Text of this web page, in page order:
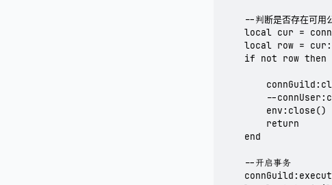
--判断是否存在可用
local cur =
local row =
    if not row then
--
        env:close()
        return
    end
    --开启事务